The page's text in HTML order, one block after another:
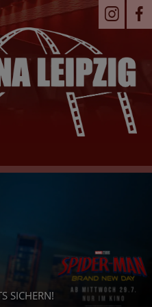
DER DINO FILM
starkes Abenteuer? - Dann
jetzt Eure Tickets!